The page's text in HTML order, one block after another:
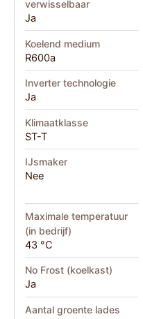
verwisselbaar
Ja
Koelend medium
R600a
Inverter technologie
Ja
Klimaatklasse
ST-T
IJsmaker
Nee
Maximale temperatuur
(in bedrijf)
43 °C
No Frost (koelkast)
Ja
Aantal groente lades